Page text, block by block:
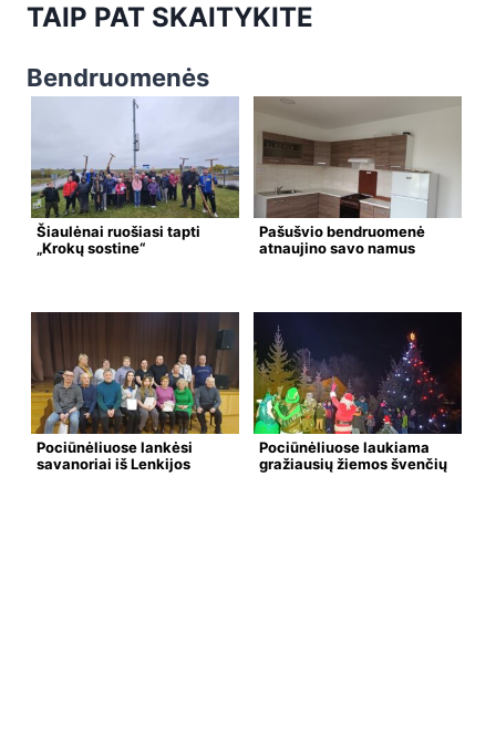
TAIP PAT SKAITYKITE
Bendruomenės
Šiaulėnai ruošiasi tapti
„Krokų sostine“
Pašušvio bendruomenė
atnaujino savo namus
Pociūnėliuose lankėsi
savanoriai iš Lenkijos
Pociūnėliuose laukiama
gražiausių žiemos švenčių